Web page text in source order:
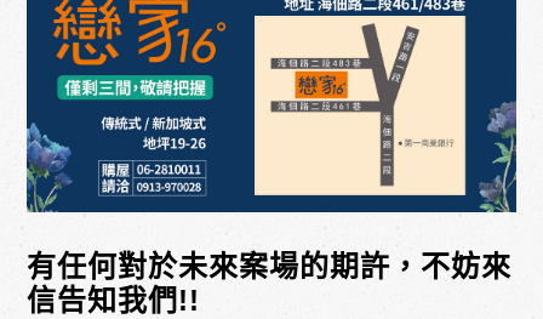
有任何對於未來案場的期許，不妨來
信告知我們!!